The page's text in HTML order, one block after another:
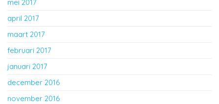
mei 2017
april 2017
maart 2017
februari 2017
januari 2017
december 2016
november 2016